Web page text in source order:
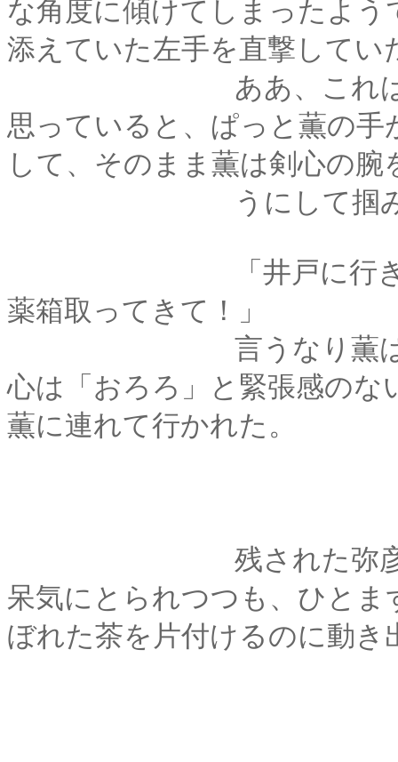
な角度に傾けてしまったよ
添えていた左手を直撃してい
ああ、これは熱い
思っていると、ぱっと薫の
して、そのまま薫は剣心の腕
うにして掴み、ぐ
「井戸に行きましょ
薬箱取ってきて！」
言うなり薫は剣心を
心は「おろろ」と緊張感の
薫に連れて行かれた。
残された弥彦と左之
呆気にとられつつも、ひと
ぼれた茶を片付けるのに動き